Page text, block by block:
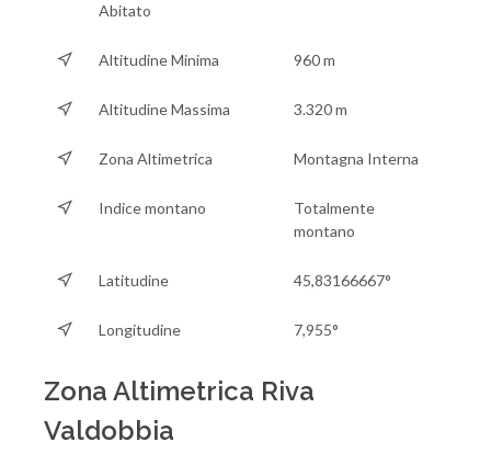
Abitato
Altitudine Minima 960 m
Altitudine Massima 3.320 m
Zona Altimetrica Montagna Interna
Indice montano
Totalmente
montano
Latitudine 45,83166667°
Longitudine 7,955°
Zona Altimetrica Riva
Valdobbia